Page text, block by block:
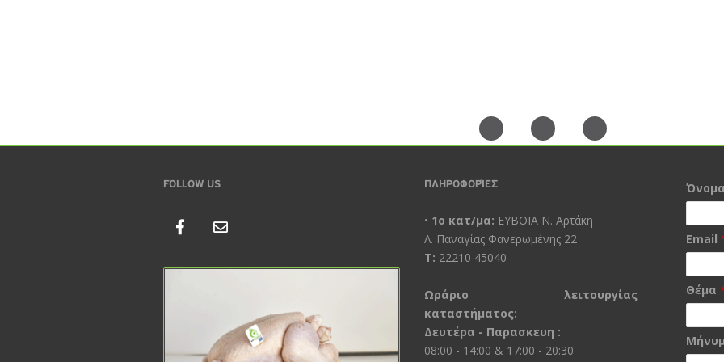
FOLLOW US ΠΛΗΡΟΦΟΡΊΕΣ
• 1ο κατ/μα: ΕΥΒΟΙΑ Ν. Αρτάκη
Λ. Παναγίας Φανερωμένης 22
Τ: 22210 45040
Ωράριο λειτουργίας
καταστήματος:
Δευτέρα - Παρασκευη :
08:00 - 14:00 & 17:00 - 20:30
Όνομα
Email
Θέμα